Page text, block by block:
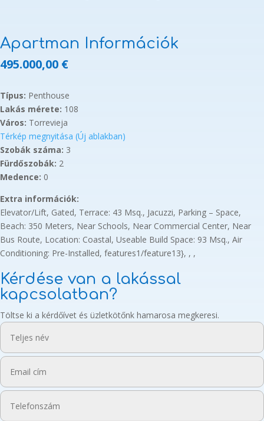
Apartman Információk
495.000,00 €
Típus: Penthouse
Lakás mérete: 108
Város: Torrevieja
Térkép megnyitása (Új ablakban)
Szobák száma: 3
Fürdőszobák: 2
Medence: 0
Extra információk:
Elevator/Lift, Gated, Terrace: 43 Msq., Jacuzzi, Parking – Space,
Beach: 350 Meters, Near Schools, Near Commercial Center, Near
Bus Route, Location: Coastal, Useable Build Space: 93 Msq., Air
Conditioning: Pre-Installed, features1/feature13}, , ,
Kérdése van a lakással
kapcsolatban?
Töltse ki a kérdőívet és üzletkötőnk hamarosa megkeresi.